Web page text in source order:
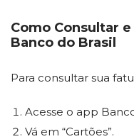
Como Consultar
Banco do Brasil
Para consultar sua
Acesse o app
Vá em “Cartões”.